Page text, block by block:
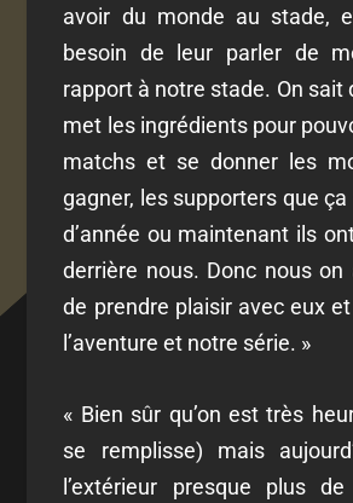
avoir du monde au stade,
besoin de leur parler de
rapport à notre stade. On sait
met les ingrédients pour
matchs et se donner les
gagner, les supporters que
d’année ou maintenant ils
derrière nous. Donc nous on
de prendre plaisir avec eux
l’aventure et notre série. »
« Bien sûr qu’on est très
se remplisse) mais
l’extérieur presque plus